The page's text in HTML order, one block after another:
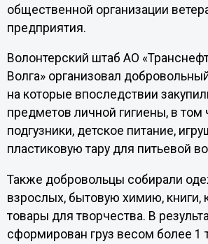
общественной организации
предприятия.
Волонтерский штаб АО
Волга» организовал
на которые впоследствии
предметов личной гигиены, в том
подгузники, детское питание,
пластиковую тару для питьевой
Также добровольцы собирали
взрослых, бытовую химию, книги,
товары для творчества. В
сформирован груз весом более 1